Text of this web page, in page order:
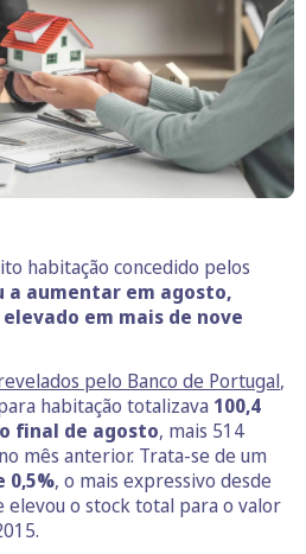
habitação concedido pelos
a aumentar em agosto,
em mais de nove
pelo Banco de Portugal,
habitação totalizava 100,4
final de agosto, mais 514
mês anterior. Trata-se de um
0,5%, o mais expressivo desde
elevou o stock total para o valor